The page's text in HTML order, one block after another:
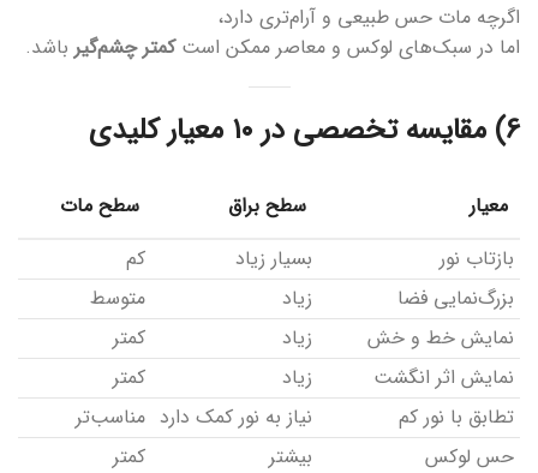
اگرچه مات حس طبیعی و آرام‌تری دارد،
اما در سبک‌های لوکس و معاصر ممکن استکمتر چشم‌گیر باشد.
6) مقایسه تخصصی در ۱۰ معیار کلیدی
معیار سطح براق
سطح مات
بازتاب نور
بسیار زیاد
کم
بزرگ‌نمایی فضا
زیاد
متوسط
نمایش خط و خش
زیاد
کمتر
نمایش اثر انگشت
زیاد
کمتر
تطابق با نور کم
نیاز به نور کمک دارد مناسب‌تر
حس لوکس
بیشتر
کمتر